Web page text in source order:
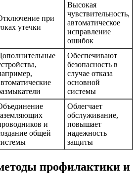
при
утечки
Высокая
чувствительность,
автоматическое
исправление
ошибок
Обеспечивают
безопасность в
случае отказа
основной
системы
и
общей
Облегчает
обслуживание,
повышает
надежность
защиты
профилактики и